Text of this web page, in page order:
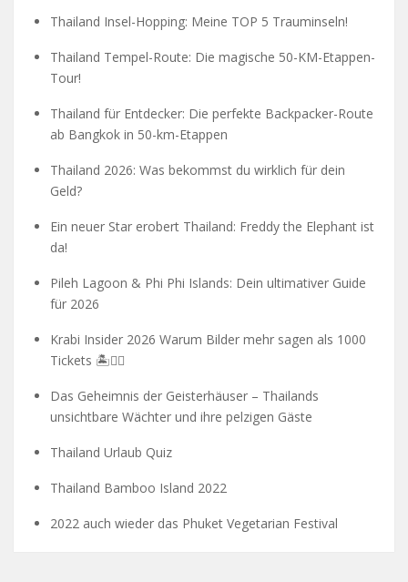
Thailand Insel-Hopping: Meine TOP 5 Trauminseln!
Thailand Tempel-Route: Die magische 50-KM-Etappen-
Tour!
Thailand für Entdecker: Die perfekte Backpacker-Route
ab Bangkok in 50-km-Etappen
Thailand 2026: Was bekommst du wirklich für dein
Geld?
Ein neuer Star erobert Thailand: Freddy the Elephant ist
da!
Pileh Lagoon & Phi Phi Islands: Dein ultimativer Guide
für 2026
Krabi Insider 2026 Warum Bilder mehr sagen als 1000
Tickets 🏝️🧗‍♂️
Das Geheimnis der Geisterhäuser – Thailands
unsichtbare Wächter und ihre pelzigen Gäste
Thailand Urlaub Quiz
Thailand Bamboo Island 2022
2022 auch wieder das Phuket Vegetarian Festival